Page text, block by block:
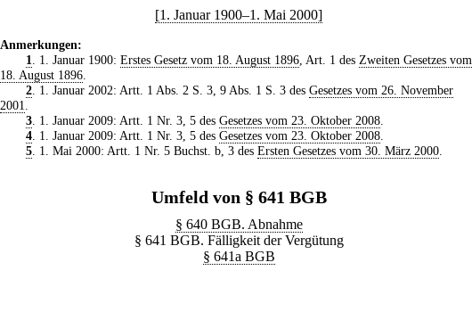
[1. Januar 1900–1. Mai 2000]
Anmerkungen:
1
. 1. Januar 1900: Erstes Gesetz vom 18. August 1896, Art. 1 des Zweiten Gesetzes vom
18. August 1896
2. 1. Januar 2002: Artt. 1 Abs. 2 S. 3, 9 Abs. 1 S. 3 des Gesetzes vom 26. November
2001
3. 1. Januar 2009: Artt. 1 Nr. 3, 5 des Gesetzes vom 23. Oktober 2008.
4. 1. Januar 2009: Artt. 1 Nr. 3, 5 des Gesetzes vom 23. Oktober 2008.
5. 1. Mai 2000: Artt. 1 Nr. 5 Buchst. b, 3 des Ersten Gesetzes vom 30. März 2000.
Umfeld von § 641 BGB
§ 640 BGB. Abnahme
§ 641 BGB. Fälligkeit der Vergütung
§ 641a BGB